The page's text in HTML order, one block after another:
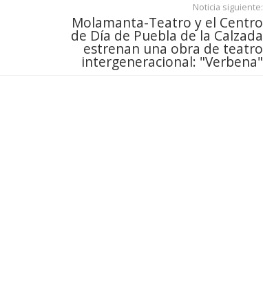
Noticia siguiente:
Molamanta-Teatro y el Centro
de Día de Puebla de la Calzada
estrenan una obra de teatro
intergeneracional: "Verbena"